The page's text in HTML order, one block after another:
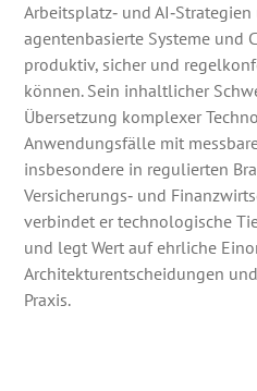
Arbeitsplatz‑ und
agentenbasierte Systeme und
produktiv, sicher und
können. Sein inhaltlicher
Übersetzung komplexer
Anwendungsfälle mit
insbesondere in regulierten
Versicherungs‑ und
verbindet er technologische
und legt Wert auf ehrliche
Architekturentscheidungen
Praxis.